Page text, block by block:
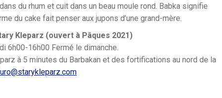
du rhum et cuit dans un beau moule rond. Babka signifie
du cake fait penser aux jupons d’une grand-mère.
Kleparz (ouvert à Pâques 2021)
6h00-16h00 Fermé le dimanche.
à 5 minutes du Barbakan et des fortifications au nord de la